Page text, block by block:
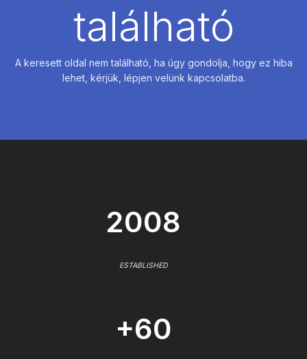
található
A keresett oldal nem található, ha úgy gondolja, hogy ez hiba
lehet, kérjük, lépjen velünk kapcsolatba.
2008
ESTABLISHED
+60